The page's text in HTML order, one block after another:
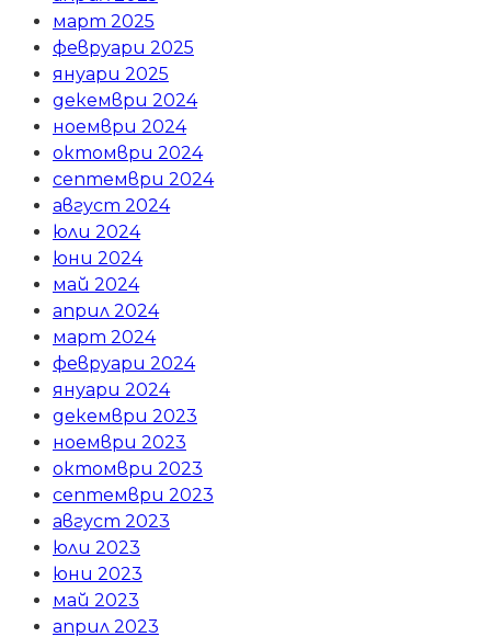
март 2025
февруари 2025
януари 2025
декември 2024
ноември 2024
октомври 2024
септември 2024
август 2024
юли 2024
юни 2024
май 2024
април 2024
март 2024
февруари 2024
януари 2024
декември 2023
ноември 2023
октомври 2023
септември 2023
август 2023
юли 2023
юни 2023
май 2023
април 2023